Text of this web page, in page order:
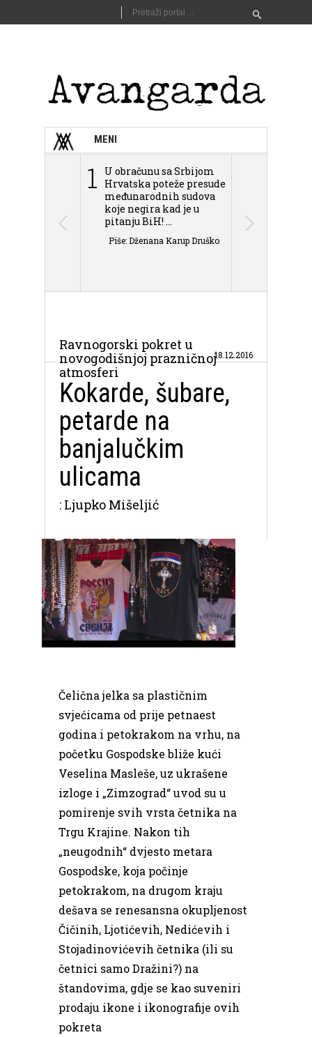
MENI
1
U obračunu sa Srbijom
Hrvatska poteže presude
međunarodnih sudova
koje negira kad je u
pitanju BiH! ...
Piše: Dženana Karup Druško
Ravnogorski pokret u
novogodišnjoj prazničnoj
atmosferi
18.12.2016
Kokarde, šubare,
petarde na
banjalučkim
ulicama
: Ljupko Mišeljić
Čelična jelka sa plastičnim
svjećicama od prije petnaest
godina i petokrakom na vrhu, na
početku Gospodske bliže kući
Veselina Masleše, uz ukrašene
izloge i „Zimzograd“ uvod su u
pomirenje svih vrsta četnika na
Trgu Krajine. Nakon tih
„neugodnih“ dvjesto metara
Gospodske, koja počinje
petokrakom, na drugom kraju
dešava se renesansna okupljenost
Čičinih, Ljotićevih, Nedićevih i
Stojadinovićevih četnika (ili su
četnici samo Dražini?) na
štandovima, gdje se kao suveniri
prodaju ikone i ikonografije ovih
pokreta